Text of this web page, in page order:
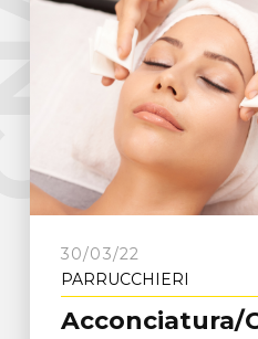
30/03/22
PARRUCCHIERI
Acconciatura/